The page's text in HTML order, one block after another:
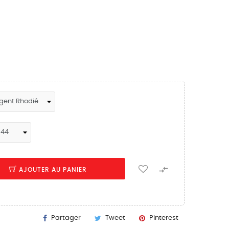
AJOUTER AU PANIER 
Partager Tweet Pinterest